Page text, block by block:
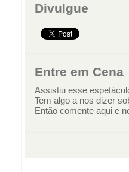
Divulgue
Entre em Cena
Assistiu esse
Tem algo a nos dizer
Então comente aqui e